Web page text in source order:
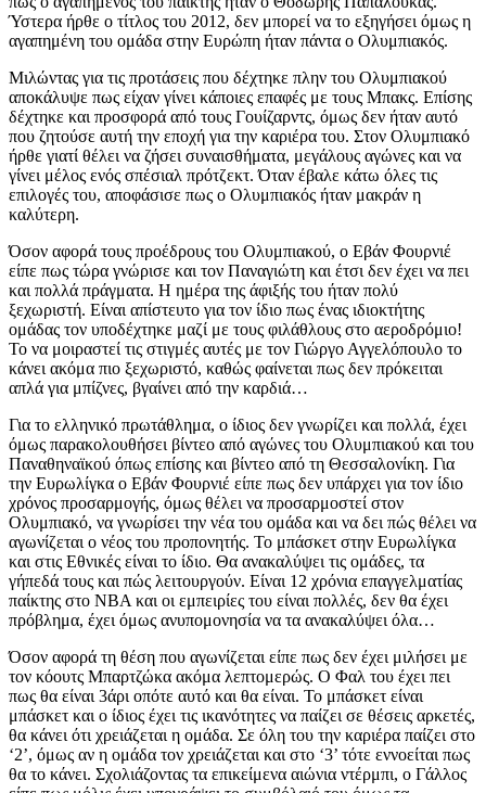
Ύστερα ήρθε ο τίτλος του 2012, δεν μπορεί να το εξηγήσει όμως η
αγαπημένη του ομάδα στην Ευρώπη ήταν πάντα ο Ολυμπιακός.
Μιλώντας για τις προτάσεις που δέχτηκε πλην του Ολυμπιακού
αποκάλυψε πως είχαν γίνει κάποιες επαφές με τους Μπακς. Επίσης
δέχτηκε και προσφορά από τους Γουίζαρντς, όμως δεν ήταν αυτό
που ζητούσε αυτή την εποχή για την καριέρα του. Στον Ολυμπιακό
ήρθε γιατί θέλει να ζήσει συναισθήματα, μεγάλους αγώνες και να
γίνει μέλος ενός σπέσιαλ πρότζεκτ. Όταν έβαλε κάτω όλες τις
επιλογές του, αποφάσισε πως ο Ολυμπιακός ήταν μακράν η
καλύτερη.
Όσον αφορά τους προέδρους του Ολυμπιακού, ο Εβάν Φουρνιέ
είπε πως τώρα γνώρισε και τον Παναγιώτη και έτσι δεν έχει να πει
και πολλά πράγματα. Η ημέρα της άφιξής του ήταν πολύ
ξεχωριστή. Είναι απίστευτο για τον ίδιο πως ένας ιδιοκτήτης
ομάδας τον υποδέχτηκε μαζί με τους φιλάθλους στο αεροδρόμιο!
Το να μοιραστεί τις στιγμές αυτές με τον Γιώργο Αγγελόπουλο το
κάνει ακόμα πιο ξεχωριστό, καθώς φαίνεται πως δεν πρόκειται
απλά για μπίζνες, βγαίνει από την καρδιά…
Για το ελληνικό πρωτάθλημα, ο ίδιος δεν γνωρίζει και πολλά, έχει
όμως παρακολουθήσει βίντεο από αγώνες του Ολυμπιακού και του
Παναθηναϊκού όπως επίσης και βίντεο από τη Θεσσαλονίκη. Για
την Ευρωλίγκα ο Εβάν Φουρνιέ είπε πως δεν υπάρχει για τον ίδιο
χρόνος προσαρμογής, όμως θέλει να προσαρμοστεί στον
Ολυμπιακό, να γνωρίσει την νέα του ομάδα και να δει πώς θέλει να
αγωνίζεται ο νέος του προπονητής. Το μπάσκετ στην Ευρωλίγκα
και στις Εθνικές είναι το ίδιο. Θα ανακαλύψει τις ομάδες, τα
γήπεδά τους και πώς λειτουργούν. Είναι 12 χρόνια επαγγελματίας
παίκτης στο ΝΒΑ και οι εμπειρίες του είναι πολλές, δεν θα έχει
πρόβλημα, έχει όμως ανυπομονησία να τα ανακαλύψει όλα…
Όσον αφορά τη θέση που αγωνίζεται είπε πως δεν έχει μιλήσει με
τον κόουτς Μπαρτζώκα ακόμα λεπτομερώς. Ο Φαλ του έχει πει
πως θα είναι 3άρι οπότε αυτό και θα είναι. Το μπάσκετ είναι
μπάσκετ και ο ίδιος έχει τις ικανότητες να παίζει σε θέσεις αρκετές,
θα κάνει ότι χρειάζεται η ομάδα. Σε όλη του την καριέρα παίζει στο
‘2’, όμως αν η ομάδα τον χρειάζεται και στο ‘3’ τότε εννοείται πως
θα το κάνει. Σχολιάζοντας τα επικείμενα αιώνια ντέρμπι, ο Γάλλος